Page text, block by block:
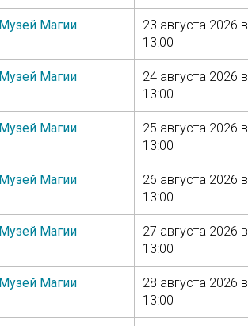
Музей Магии
23 августа 2026 в
13:00
Музей Магии
24 августа 2026 в
13:00
Музей Магии
25 августа 2026 в
13:00
Музей Магии
26 августа 2026 в
13:00
Музей Магии
27 августа 2026 в
13:00
Музей Магии
28 августа 2026 в
13:00